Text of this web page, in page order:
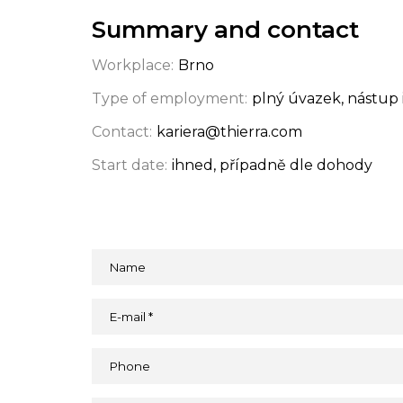
Summary and contact
Workplace: Brno
Type of employment: plný úvazek, nástup
Contact: kariera@thierra.com
Start date: ihned, případně dle dohody